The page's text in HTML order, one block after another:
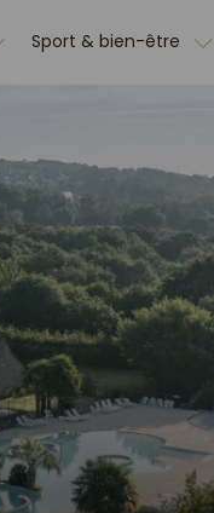
Sport & bien-être